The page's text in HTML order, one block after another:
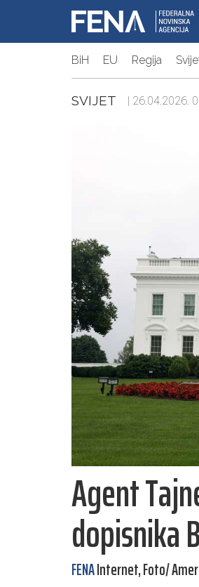
BiH EU Regija
SVIJET | 26.04.2026.
Agent
dopisnika
FENAInternet, Foto/